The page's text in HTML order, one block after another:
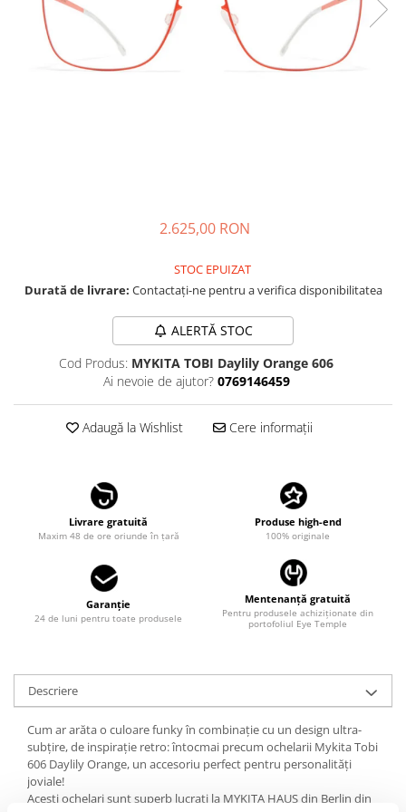
Materiale prețioase
Last Chance %
Materiale prețioase
Last chance %
DILEM
LAPIMA
LINDA FARROW
MAYBACH
MONT BLANC
MYKITA
OLIVER PEOPLES
ORGREEN
OXIBIS
PERSOL
PETER AND MAY
2.625,00 RON
STOC EPUIZAT
Durată de livrare: Contactați-ne pentru a verifica disponibilitatea
ALERTĂ STOC
Cod Produs: MYKITA TOBI Daylily Orange 606
Ai nevoie de ajutor? 0769146459
Adaugă la Wishlist Cere informații
Livrare gratuită
Maxim 48 de ore oriunde în țară
Produse high-end
100% originale
Garanție
24 de luni pentru toate produsele
Mentenanță gratuită
Pentru produsele achiziționate din
portofoliul Eye Temple
Descriere
Cum ar arăta o culoare funky în combinație cu un design ultra-
subțire, de inspirație retro: întocmai precum ochelarii Mykita Tobi
606 Daylily Orange, un accesoriu perfect pentru personalități
joviale!
Acești ochelari sunt superb lucrați la MYKITA HAUS din Berlin din